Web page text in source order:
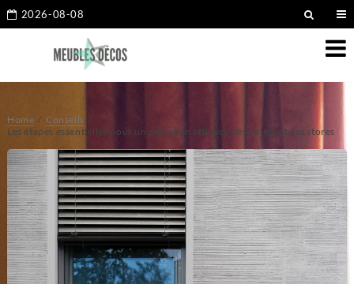
2026-08-08
Home
Conseils
Les étapes essentielles pour un entretien efficace des volets et des stores